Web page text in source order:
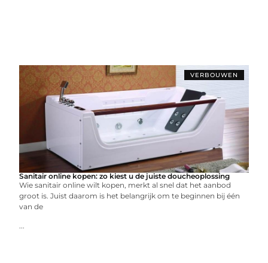
VERBOUWEN
Sanitair online kopen: zo kiest u de juiste doucheoplossing
Wie sanitair online wilt kopen, merkt al snel dat het aanbod
groot is. Juist daarom is het belangrijk om te beginnen bij één
van de
...